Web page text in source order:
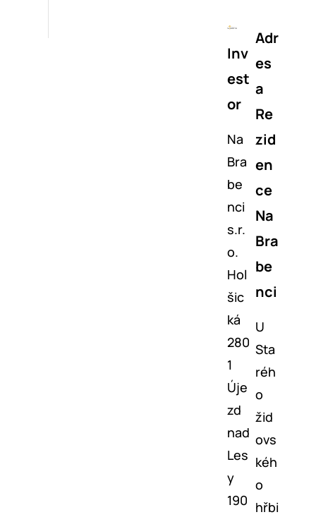
Inv
est
or
Na
Bra
be
nci
s.r.
o.
Hol
šic
ká
280
1
Úje
zd
nad
Les
y
190
Adr
es
a
Re
zid
en
ce
Na
Bra
be
nci
U
Sta
réh
o
žid
ovs
kéh
o
hřbi